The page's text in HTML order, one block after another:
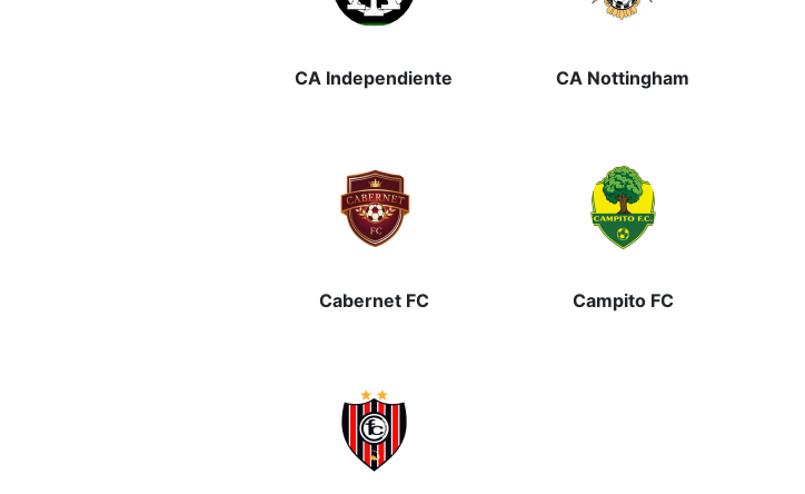
CA Independiente CA Nottingham
Cabernet FC Campito FC